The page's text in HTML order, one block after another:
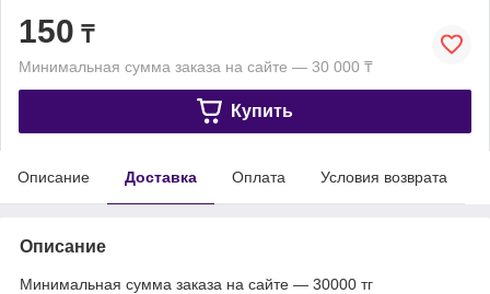
150 ₸
Минимальная сумма заказа на сайте — 30 000 ₸
Купить
Описание Доставка Оплата Условия возврата
Описание
Минимальная сумма заказа на сайте — 30000 тг